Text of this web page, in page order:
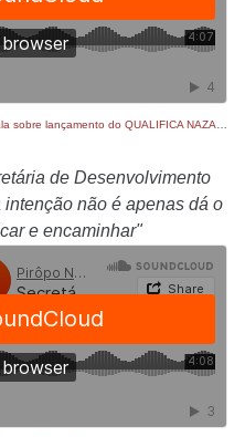
sobre lançamento do QUALIFICA NAZARÉ
de Desenvolvimento
não é apenas dá o
e encaminhar"